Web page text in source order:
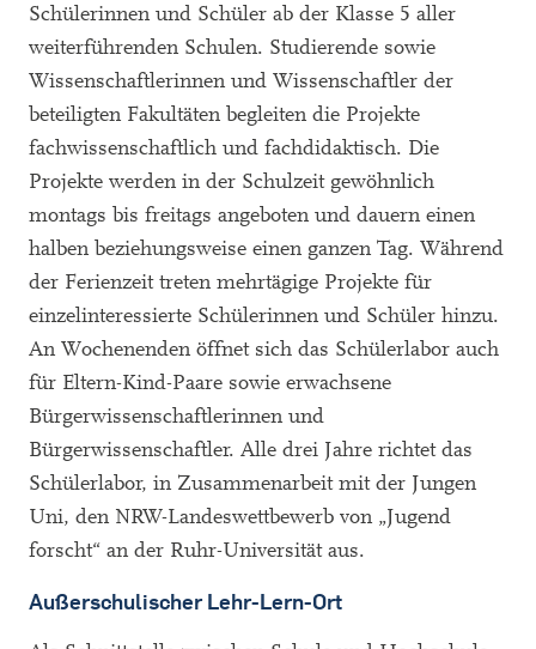
Schülerinnen und Schüler ab der Klasse 5 aller
weiterführenden Schulen. Studierende sowie
Wissenschaftlerinnen und Wissenschaftler der
beteiligten Fakultäten begleiten die Projekte
fachwissenschaftlich und fachdidaktisch. Die
Projekte werden in der Schulzeit gewöhnlich
montags bis freitags angeboten und dauern einen
halben beziehungsweise einen ganzen Tag. Während
der Ferienzeit treten mehrtägige Projekte für
einzelinteressierte Schülerinnen und Schüler hinzu.
An Wochenenden öffnet sich das Schülerlabor auch
für Eltern-Kind-Paare sowie erwachsene
Bürgerwissenschaftlerinnen und
Bürgerwissenschaftler. Alle drei Jahre richtet das
Schülerlabor, in Zusammenarbeit mit der Jungen
Uni, den NRW-Landeswettbewerb von „Jugend
forscht“ an der Ruhr-Universität aus.
Außerschulischer Lehr-Lern-Ort